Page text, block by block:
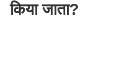
किया जाता?